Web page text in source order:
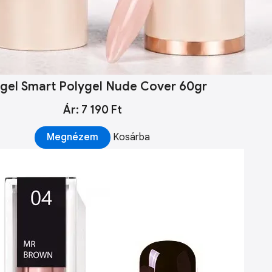
Smart Polygel Nude Cover 60gr
Ár: 7 190 Ft
Megnézem Kosárba